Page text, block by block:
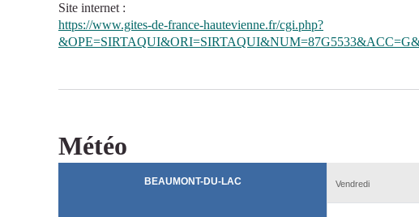
Site internet :
https://www.gites-de-france-hautevienne.fr/cgi.php?
Météo